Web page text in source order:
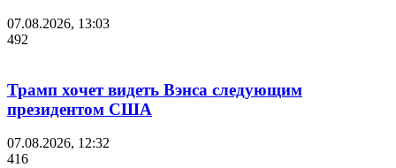
07.08.2026, 13:03
492
Трамп хочет видеть Вэнса следующим
президентом США
07.08.2026, 12:32
416